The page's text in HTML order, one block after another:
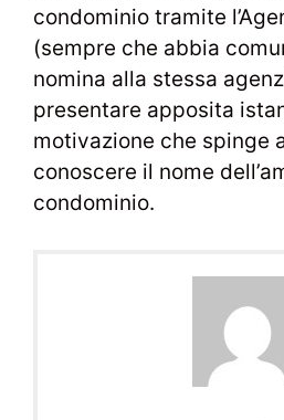
condominio tramite
(sempre che abbia
nomina alla stessa
presentare apposita
motivazione che spinge
conoscere il nome
condominio.